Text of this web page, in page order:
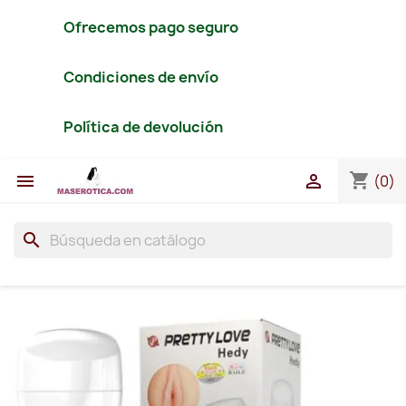
Ofrecemos pago seguro
Condiciones de envío
Política de devolución
 shopping_cart (0)

search